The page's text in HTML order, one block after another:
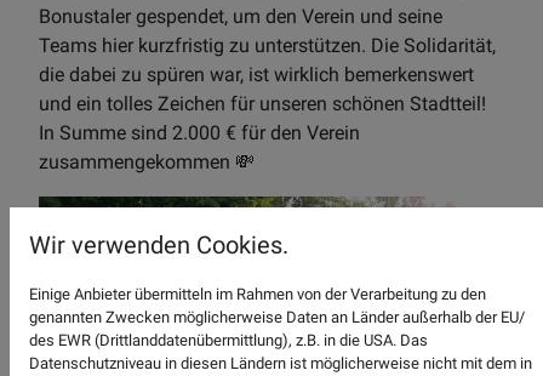
Bonustaler gespendet, um den Verein und seine
Teams hier kurzfristig zu unterstützen. Die Solidarität,
die dabei zu spüren war, ist wirklich bemerkenswert
und ein tolles Zeichen für unseren schönen Stadtteil!
In Summe sind 2.000 € für den Verein
zusammengekommen 💸
Wir verwenden Cookies.
Einige Anbieter übermitteln im Rahmen von der Verarbeitung zu den
genannten Zwecken möglicherweise Daten an Länder außerhalb der EU/
des EWR (Drittlanddatenübermittlung), z.B. in die USA. Das
Datenschutzniveau in diesen Ländern ist möglicherweise nicht mit dem in